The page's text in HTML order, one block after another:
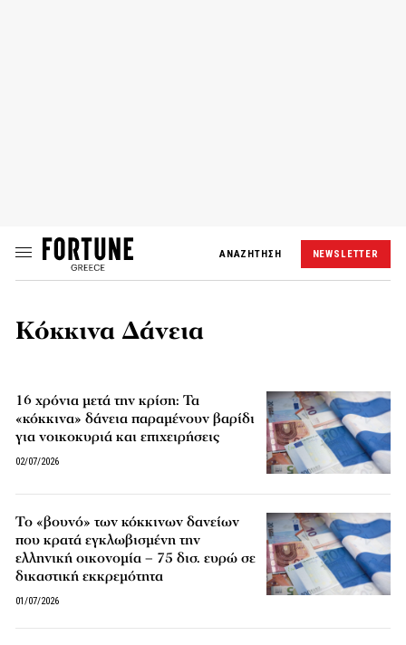
ΑΝΑΖΗΤΗΣΗ NEWSLETTER
Κόκκινα Δάνεια
16 χρόνια μετά την κρίση: Τα
«κόκκινα» δάνεια παραμένουν βαρίδι
για νοικοκυριά και επιχειρήσεις
02/07/2026
Το «βουνό» των κόκκινων δανείων
που κρατά εγκλωβισμένη την
ελληνική οικονομία – 75 δισ. ευρώ σε
δικαστική εκκρεμότητα
01/07/2026